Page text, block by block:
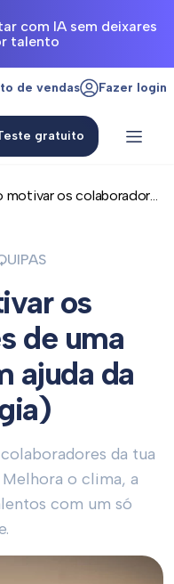
com IA sem deixares
talento
de vendas Fazer login
gratuito
motivar os colaborador...
os
de uma
ajuda da
da tua
o clima, a
com um só